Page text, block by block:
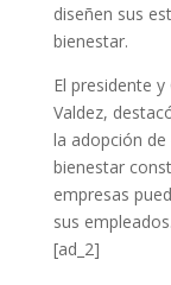
diseñen sus
bienestar.
El presidente
Valdez,
la adopción
bienestar
empresas
sus empleados.
[ad_2]